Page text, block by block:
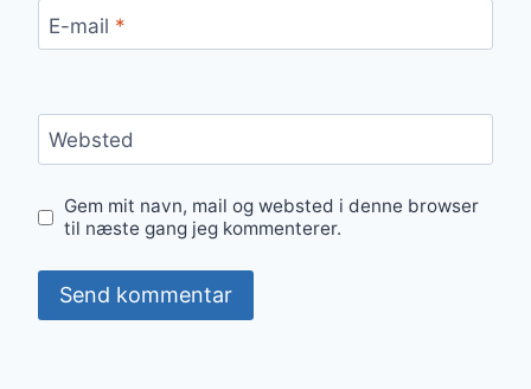
E-mail *
Websted
Gem mit navn, mail og websted i denne browser
til næste gang jeg kommenterer.